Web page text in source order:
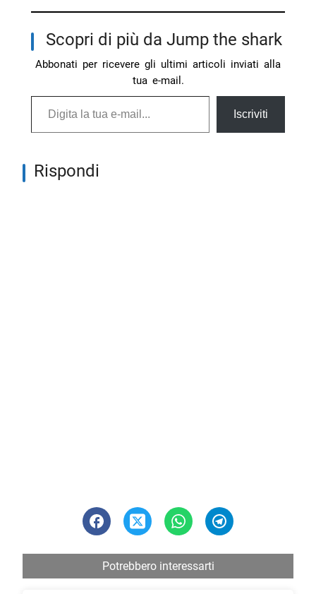
Scopri di più da Jump the shark
Abbonati per ricevere gli ultimi articoli inviati alla
tua e-mail.
Digita la tua e-mail...
Iscriviti
Rispondi
Potrebbero interessarti